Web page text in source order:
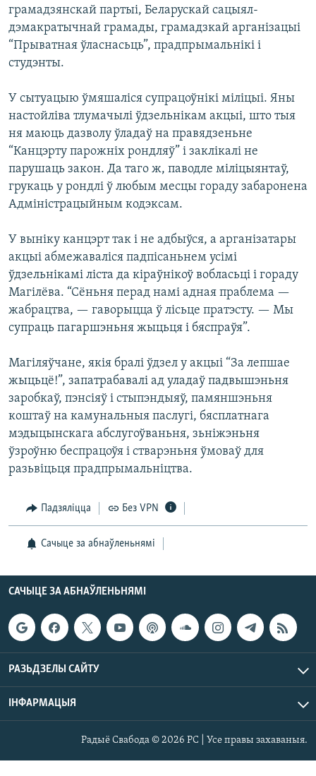
грамадзянскай партыі, Беларускай сацыял-
дэмакратычнай грамады, грамадзкай арганізацыі
“Прыватная ўласнасьць”, прадпрымальнікі і
студэнты.
У сытуацыю ўмяшаліся супрацоўнікі міліцыі. Яны
настойліва тлумачылі ўдзельнікам акцыі, што тыя
ня маюць дазволу ўладаў на правядзеньне
“Канцэрту парожніх рондляў” і заклікалі не
парушаць закон. Да таго ж, паводле міліцыянтаў,
грукаць у рондлі ў любым месцы гораду забаронена
Адміністрацыйным кодэксам.
У выніку канцэрт так і не адбыўся, а арганізатары
акцыі абмежаваліся падпісаньнем усімі
ўдзельнікамі ліста да кіраўнікоў вобласьці і гораду
Магілёва. “Сёньня перад намі адная праблема —
жабрацтва, — гаворыцца ў лісьце пратэсту. — Мы
супраць пагаршэньня жыцьця і бяспраўя”.
Магіляўчане, якія бралі ўдзел у акцыі “За лепшае
жыцьцё!”, запатрабавалі ад уладаў падвышэньня
заробкаў, пэнсіяў і стыпэндыяў, памяншэньня
коштаў на камунальныя паслугі, бясплатнага
мэдыцынскага абслугоўваньня, зьніжэньня
ўзроўню беспрацоўя і стварэньня ўмоваў для
разьвіцьця прадпрымальніцтва.
Падзяліцца Без VPN
Сачыце за абнаўленьнямі
САЧЫЦЕ ЗА АБНАЎЛЕНЬНЯМІ
РАЗЬДЗЕЛЫ САЙТУ
ІНФАРМАЦЫЯ
Радыё Свабода © 2026 РС | Усе правы захаваныя.